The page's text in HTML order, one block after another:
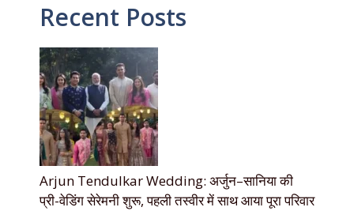
Recent Posts
Arjun Tendulkar Wedding: अर्जुन–सानिया की
प्री-वेडिंग सेरेमनी शुरू, पहली तस्वीर में साथ आया पूरा परिवार